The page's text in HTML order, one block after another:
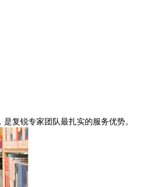
复锐专家团队最扎实的服务优势。